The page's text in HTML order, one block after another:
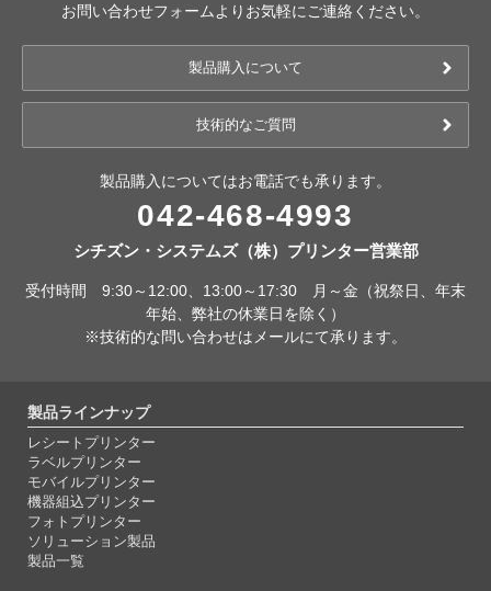
お問い合わせフォームよりお気軽にご連絡ください。
製品購入について
技術的なご質問
製品購入についてはお電話でも承ります。
042-468-4993
シチズン・システムズ（株）プリンター営業部
受付時間 9:30～12:00、13:00～17:30 月～金（祝祭日、年末
年始、弊社の休業日を除く）
※技術的な問い合わせはメールにて承ります。
製品ラインナップ
レシートプリンター
ラベルプリンター
モバイルプリンター
機器組込プリンター
フォトプリンター
ソリューション製品
製品一覧